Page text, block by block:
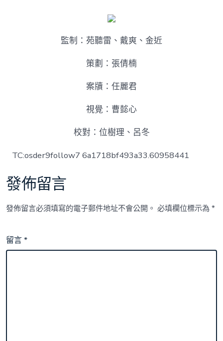
監制：苑聽雷、戴爽、金近
策劃：張倩楠
案牘：任麗君
視覺：曹懿心
校對：位樹理、呂冬
TC:osder9follow7 6a1718bf493a33.60958441
發佈留言
發佈留言必須填寫的電子郵件地址不會公開。 必填欄位標示為*
留言*